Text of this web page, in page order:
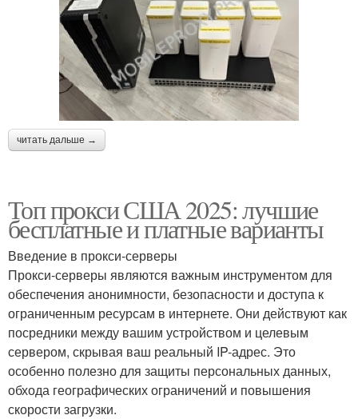
читать дальше →
Топ прокси США 2025: лучшие
бесплатные и платные варианты
Введение в прокси-серверы
Прокси-серверы являются важным инструментом для
обеспечения анонимности, безопасности и доступа к
ограниченным ресурсам в интернете. Они действуют как
посредники между вашим устройством и целевым
сервером, скрывая ваш реальный IP-адрес. Это
особенно полезно для защиты персональных данных,
обхода географических ограничений и повышения
скорости загрузки.